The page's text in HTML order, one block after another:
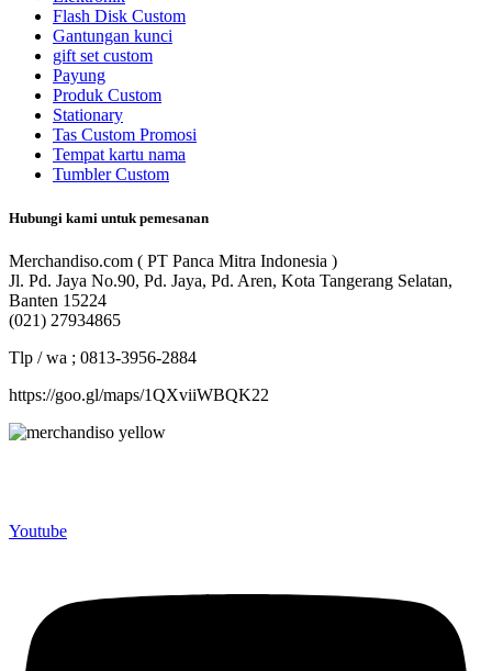
Flash Disk Custom
Gantungan kunci
gift set custom
Payung
Produk Custom
Stationary
Tas Custom Promosi
Tempat kartu nama
Tumbler Custom
Hubungi kami untuk pemesanan
Merchandiso.com ( PT Panca Mitra Indonesia )
Jl. Pd. Jaya No.90, Pd. Jaya, Pd. Aren, Kota Tangerang Selatan,
Banten 15224
(021) 27934865
Tlp / wa ; 0813-3956-2884
https://goo.gl/maps/1QXviiWBQK22
Youtube